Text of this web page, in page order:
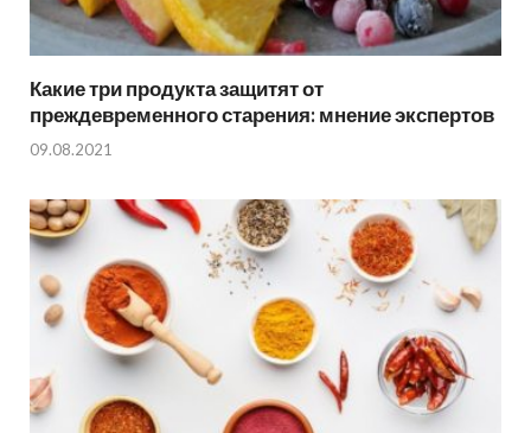
Какие три продукта защитят от
преждевременного старения: мнение экспертов
09.08.2021